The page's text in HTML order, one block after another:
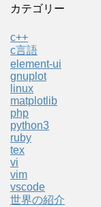
カテゴリー
c++
c言語
element-ui
gnuplot
linux
matplotlib
php
python3
ruby
tex
vi
vim
vscode
世界の紹介